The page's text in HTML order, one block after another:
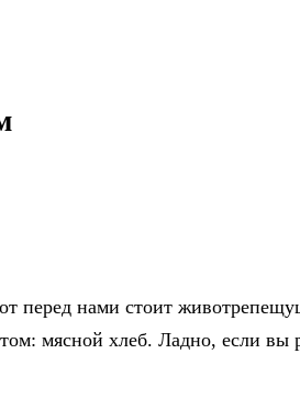
перед нами стоит
мясной хлеб. Ладно, если вы